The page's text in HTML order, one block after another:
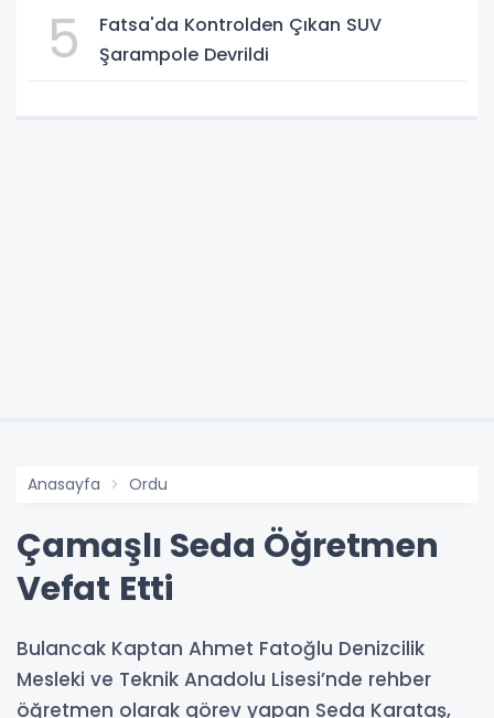
5
Fatsa'da Kontrolden Çıkan SUV
Şarampole Devrildi
Anasayfa Ordu
Çamaşlı Seda Öğretmen
Vefat Etti
Bulancak Kaptan Ahmet Fatoğlu Denizcilik
Mesleki ve Teknik Anadolu Lisesi’nde rehber
öğretmen olarak görev yapan Seda Karataş,